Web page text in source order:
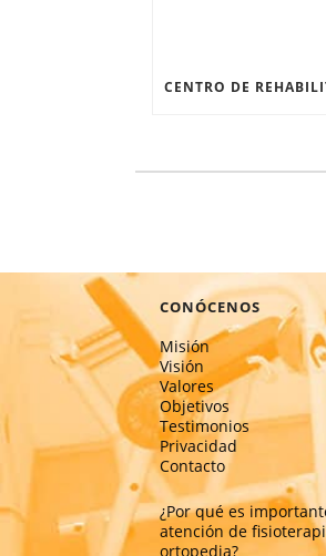
CONÓCENOS
Misión
Visión
Valores
Objetivos
Testimonios
Privacidad
Contacto
¿Por qué es
atención de
ortopedia?